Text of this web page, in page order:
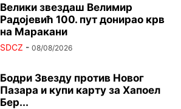
Велики звездаш Велимир
Радојевић 100. пут донирао крв
на Маракани
SDCZ - 08/08/2026
Бодри Звезду против Новог
Пазара и купи карту за Хапоел
Бер...